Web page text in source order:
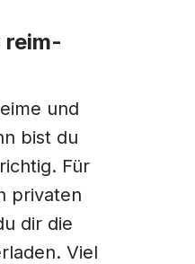
reim-
und
bist du
Für
privaten
dir die
Viel